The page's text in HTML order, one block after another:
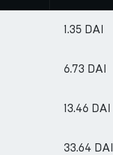
1.35 DAI
6.73 DAI
13.46 DAI
33.64 DAI